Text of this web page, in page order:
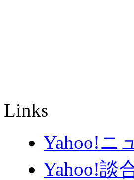
Links
Yahoo!ニ
Yahoo!談